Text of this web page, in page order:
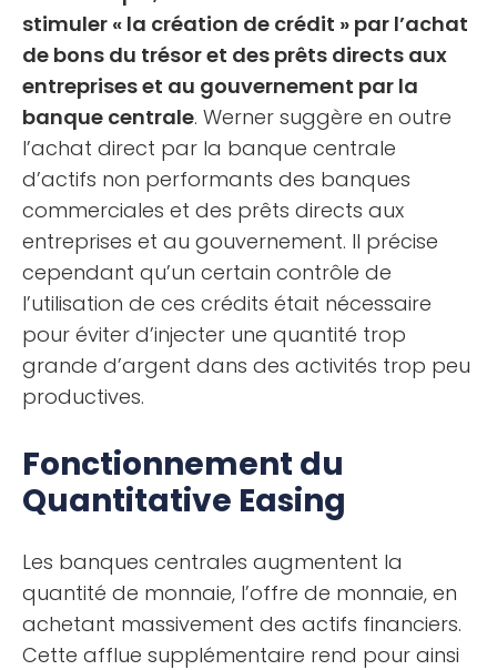
stimuler « la création de crédit » par l’achat
de bons du trésor et des prêts directs aux
entreprises et au gouvernement par la
banque centrale. Werner suggère en outre
l’achat direct par la banque centrale
d’actifs non performants des banques
commerciales et des prêts directs aux
entreprises et au gouvernement. Il précise
cependant qu’un certain contrôle de
l’utilisation de ces crédits était nécessaire
pour éviter d’injecter une quantité trop
grande d’argent dans des activités trop peu
productives.
Fonctionnement du
Quantitative Easing
Les banques centrales augmentent la
quantité de monnaie, l’offre de monnaie, en
achetant massivement des actifs financiers.
Cette afflue supplémentaire rend pour ainsi